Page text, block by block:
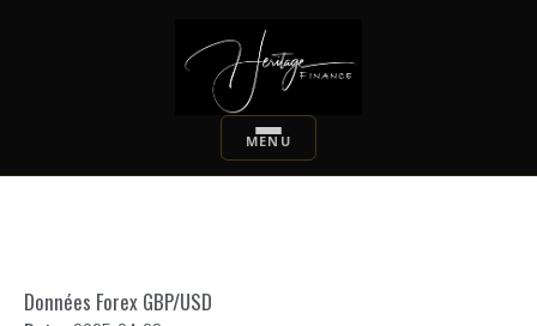
Données Forex GBP/USD